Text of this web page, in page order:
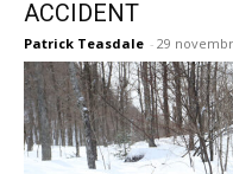
ACCIDENT
Patrick Teasdale - 29